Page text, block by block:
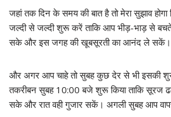
जहां तक दिन के समय की बात है तो मेरा सुझाव
जल्दी से जल्दी शुरू करें ताकि आप भीड़-भाड़ से
सके और इस जगह की खूबसूरती का आनंद ले सकें।
और अगर आप चाहे तो सुबह कुछ देर से भी
तकरीबन सुबह 10:00 बजे शुरू किया ताकि सूरज
सके और रात वही गुजार सकें। अगली सुबह आप